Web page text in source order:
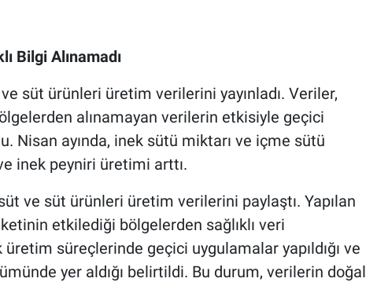
Bilgi Alınamadı
süt ürünleri üretim verilerini yayınladı. Veriler,
alınamayan verilerin etkisiyle geçici
Nisan ayında, inek sütü miktarı ve içme sütü
inek peyniri üretimi arttı.
ve süt ürünleri üretim verilerini paylaştı. Yapılan
etkilediği bölgelerden sağlıklı veri
üretim süreçlerinde geçici uygulamalar yapıldığı ve
yer aldığı belirtildi. Bu durum, verilerin doğal